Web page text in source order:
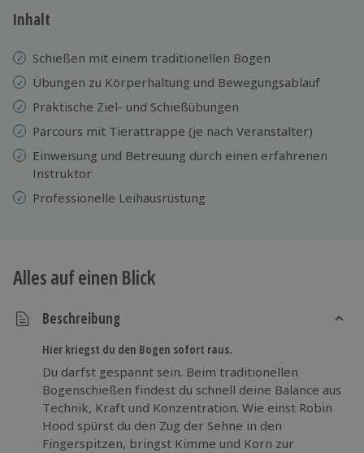
3 Jahre gültig & verlängerbar.
Inhalt
Schießen mit einem traditionellen Bogen
Übungen zu Körperhaltung und Bewegungsablauf
Praktische Ziel- und Schießübungen
Parcours mit Tierattrappe (je nach Veranstalter)
​​Einweisung und Betreuung durch einen erfahrenen
Instruktor
Professionelle Leihausrüstung
Alles auf einen Blick
Beschreibung
Hier kriegst du den Bogen sofort raus.
Du darfst gespannt sein. Beim traditionellen
Bogenschießen findest du schnell deine Balance aus
Technik, Kraft und Konzentration. Wie einst Robin
Hood spürst du den Zug der Sehne in den
Fingerspitzen, bringst Kimme und Korn zur